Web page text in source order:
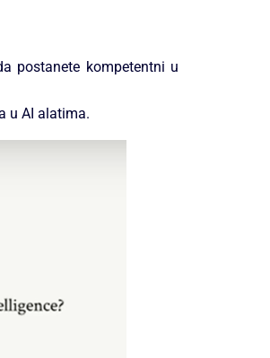
postanete kompetentni u
u AI alatima.